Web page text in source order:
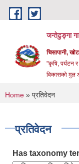
Skip to main content
जन्तेढुङ्गा
चिसापानी,
"कृषि, पर्यटन र
विकासको मुल
You are
Home » प्रतिवेदन
प्रतिवेदन
Has taxonomy